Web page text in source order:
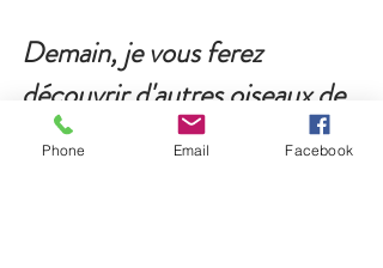
Demain, je vous ferez
découvrir d'autres oiseaux de
là-bas,
Phone Email Facebook